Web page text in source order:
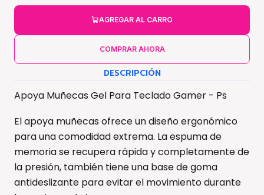
AGREGAR AL CARRO
COMPRAR AHORA
DESCRIPCIÓN
Apoya Muñecas Gel Para Teclado Gamer - Ps
El apoya muñecas ofrece un diseño ergonómico
para una comodidad extrema. La espuma de
memoria se recupera rápida y completamente de
la presión, también tiene una base de goma
antideslizante para evitar el movimiento durante